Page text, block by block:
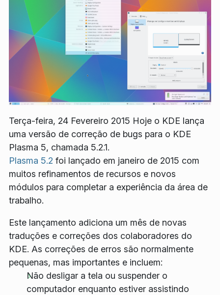
Terça-feira, 24 Fevereiro 2015 Hoje o KDE lança
uma versão de correção de bugs para o KDE
Plasma 5, chamada 5.2.1.
Plasma 5.2 foi lançado em janeiro de 2015 com
muitos refinamentos de recursos e novos
módulos para completar a experiência da área de
trabalho.
Este lançamento adiciona um mês de novas
traduções e correções dos colaboradores do
KDE. As correções de erros são normalmente
pequenas, mas importantes e incluem:
Não desligar a tela ou suspender o
computador enquanto estiver assistindo